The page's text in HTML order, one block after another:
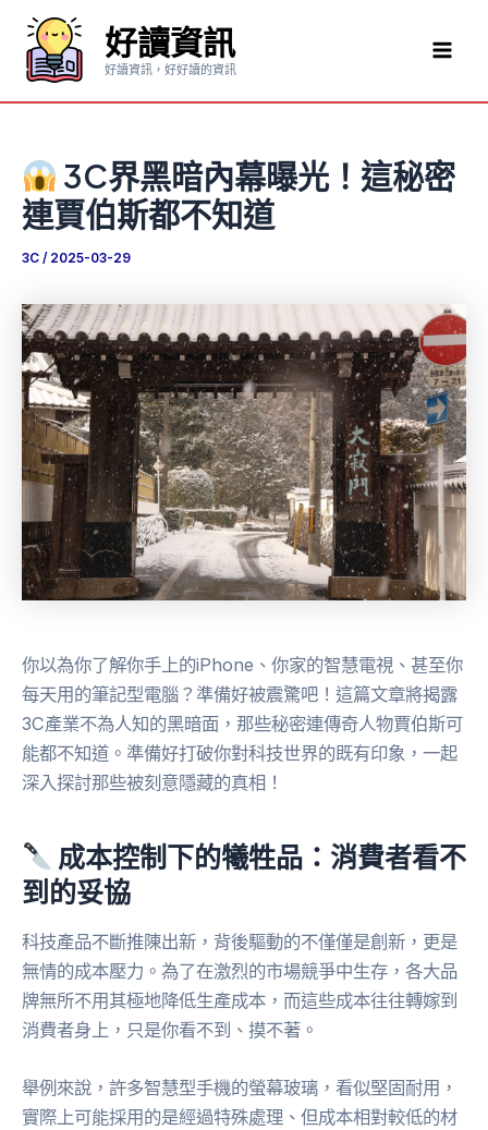
要
好讀資訊
好讀資訊，好好讀的資訊
3C界黑暗內幕曝光！這秘密
連賈伯斯都不知道
3C / 2025-03-29
你以為你了解你手上的iPhone、你家的智慧電視、甚至你
每天用的筆記型電腦？準備好被震驚吧！這篇文章將揭露
3C產業不為人知的黑暗面，那些秘密連傳奇人物賈伯斯可
能都不知道。準備好打破你對科技世界的既有印象，一起
深入探討那些被刻意隱藏的真相！
成本控制下的犧牲品：消費者看不
到的妥協
科技產品不斷推陳出新，背後驅動的不僅僅是創新，更是
無情的成本壓力。為了在激烈的市場競爭中生存，各大品
牌無所不用其極地降低生產成本，而這些成本往往轉嫁到
消費者身上，只是你看不到、摸不著。
舉例來說，許多智慧型手機的螢幕玻璃，看似堅固耐用，
實際上可能採用的是經過特殊處理、但成本相對較低的材